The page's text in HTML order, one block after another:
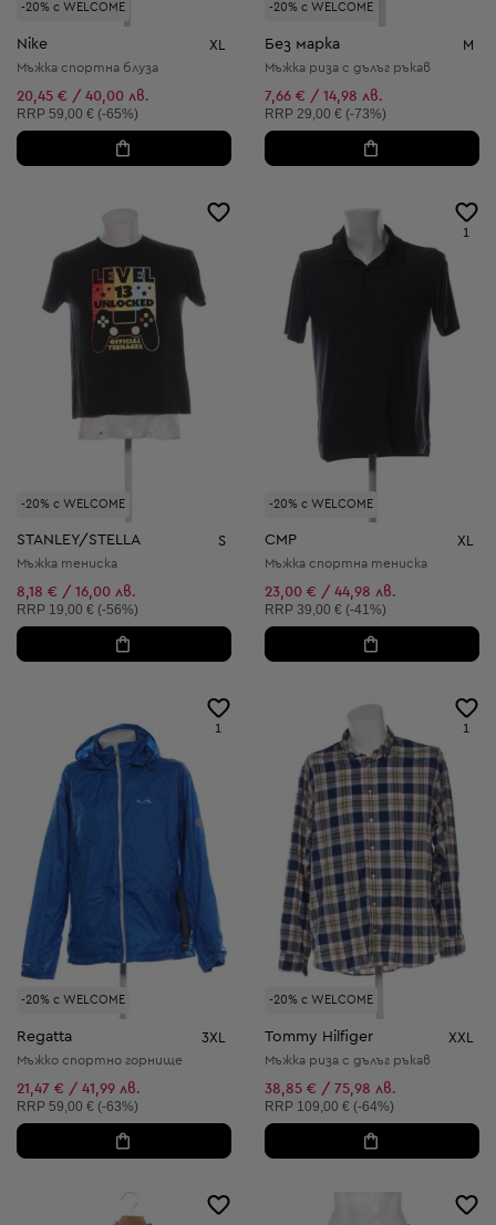
-20% с WELCOME
Nike XL
Мъжка спортна блуза
20,45 € / 40,00 лв.
Препоръчителна цена:
RRP 59,00 € (-65%)
-20% с WELCOME
Без марка M
Мъжка риза с дълъг ръкав
7,66 € / 14,98 лв.
Препоръчителна цена:
RRP 29,00 € (-73%)
-20% с WELCOME
STANLEY/STELLA S
Мъжка тениска
8,18 € / 16,00 лв.
Препоръчителна цена:
RRP 19,00 € (-56%)
-20% с WELCOME
1
CMP XL
Мъжка спортна тениска
23,00 € / 44,98 лв.
Препоръчителна цена:
RRP 39,00 € (-41%)
-20% с WELCOME
1
Regatta 3XL
Мъжко спортно горнище
21,47 € / 41,99 лв.
Препоръчителна цена:
RRP 59,00 € (-63%)
-20% с WELCOME
1
Tommy Hilfiger XXL
Мъжка риза с дълъг ръкав
38,85 € / 75,98 лв.
Препоръчителна цена:
RRP 109,00 € (-64%)